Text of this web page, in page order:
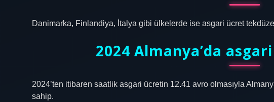
Danimarka, Finlandiya, İtalya gibi ülkelerde ise asgari ücret
2024 Almanya’da
2024’ten itibaren saatlik asgari ücretin 12.41 avro olmasıyla
sahip.